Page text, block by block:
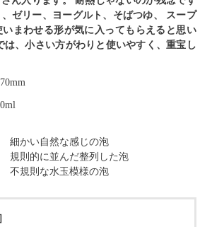
ゼリー、ヨーグルト、そばつゆ、
スープ
まわせる形が気に入ってもらえると思い
は、小さい方がわりと使いやすく、重宝し
い自然な感じの泡
規則的に並んだ整列した泡
則な水玉模様の泡